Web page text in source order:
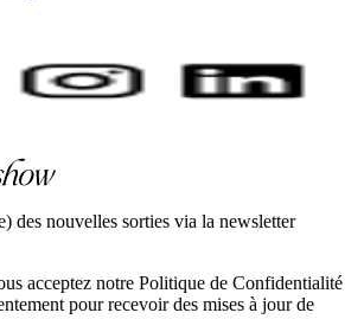
des nouvelles sorties via la newsletter
acceptez notre Politique de Confidentialité
pour recevoir des mises à jour de